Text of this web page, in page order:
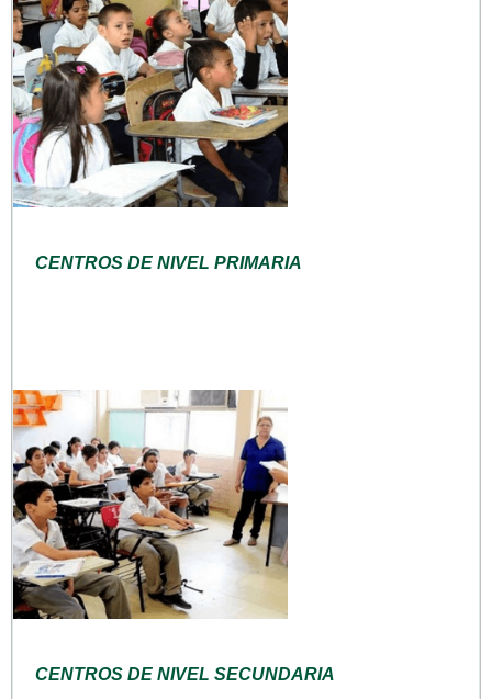
CENTROS DE NIVEL PRIMARIA
CENTROS DE NIVEL SECUNDARIA